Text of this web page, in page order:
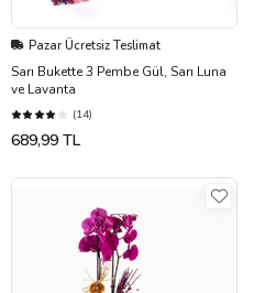
Pazar Ücretsiz Teslimat
Sarı Bukette 3 Pembe Gül, Sarı Luna
ve Lavanta
(14)
689,99 TL